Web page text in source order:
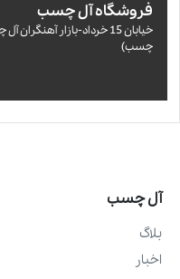
فروشگاه آل چسب
خيابان 15 خرداد-بازار
چسب)
آل چسب
بلاگ
اخبار